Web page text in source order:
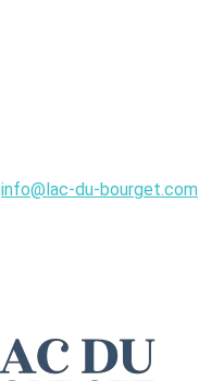
info@lac-du-bourget.com